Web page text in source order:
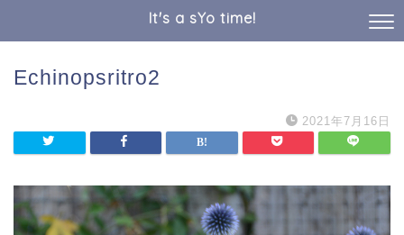
It's a sYo time!
Echinopsritro2
2021年7月16日